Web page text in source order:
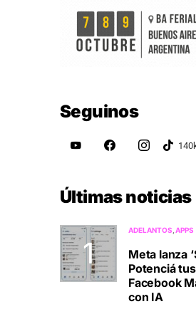
Seguinos
Últimas noticias
ADELANTOS APPS
Meta lanza
Potenciá
Facebook
con IA